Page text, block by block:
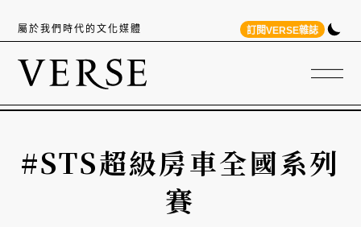
屬於我們時代的文化媒體 訂閱VERSE雜誌
#STS超級房車全國系列
賽